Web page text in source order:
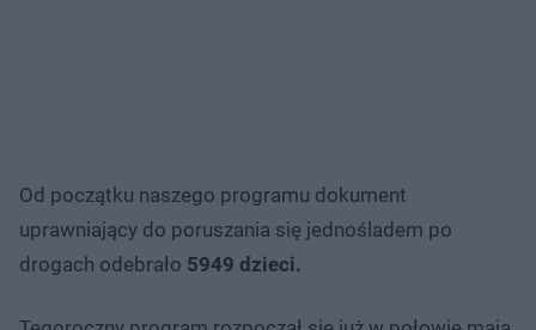
Od początku naszego programu dokument
uprawniający do poruszania się jednośladem po
drogach odebrało 5949 dzieci.